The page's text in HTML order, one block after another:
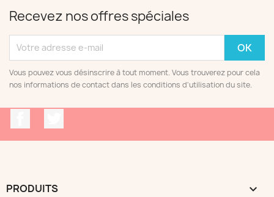
Recevez nos offres spéciales
Vous pouvez vous désinscrire à tout moment. Vous trouverez pour cela
nos informations de contact dans les conditions d'utilisation du site.
PRODUITS 